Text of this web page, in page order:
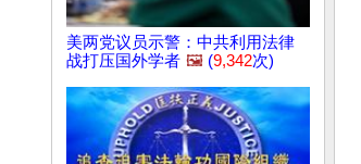
美两党议员示警：中共利用法律
战打压国外学者 🖼️ (9,342次)